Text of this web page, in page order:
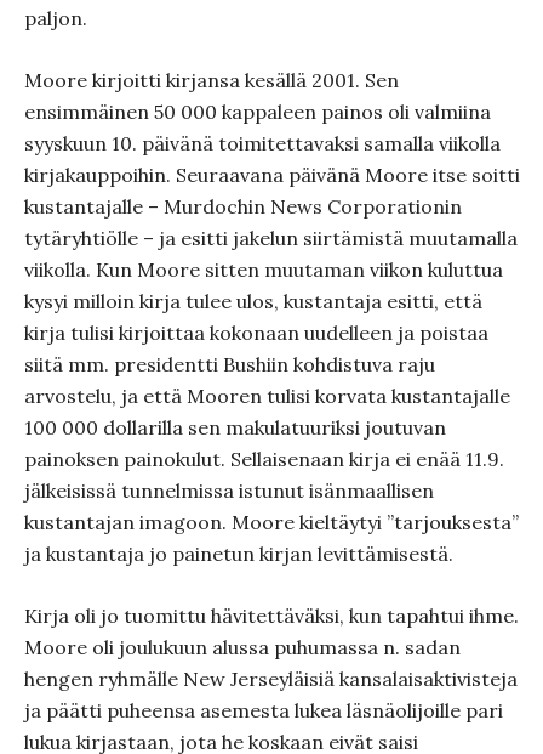
paljon.
Moore kirjoitti kirjansa kesällä 2001. Sen
ensimmäinen 50 000 kappaleen painos oli valmiina
syyskuun 10. päivänä toimitettavaksi samalla viikolla
kirjakauppoihin. Seuraavana päivänä Moore itse soitti
kustantajalle – Murdochin News Corporationin
tytäryhtiölle – ja esitti jakelun siirtämistä muutamalla
viikolla. Kun Moore sitten muutaman viikon kuluttua
kysyi milloin kirja tulee ulos, kustantaja esitti, että
kirja tulisi kirjoittaa kokonaan uudelleen ja poistaa
siitä mm. presidentti Bushiin kohdistuva raju
arvostelu, ja että Mooren tulisi korvata kustantajalle
100 000 dollarilla sen makulatuuriksi joutuvan
painoksen painokulut. Sellaisenaan kirja ei enää 11.9.
jälkeisissä tunnelmissa istunut isänmaallisen
kustantajan imagoon. Moore kieltäytyi ”tarjouksesta”
ja kustantaja jo painetun kirjan levittämisestä.
Kirja oli jo tuomittu hävitettäväksi, kun tapahtui ihme.
Moore oli joulukuun alussa puhumassa n. sadan
hengen ryhmälle New Jerseyläisiä kansalaisaktivisteja
ja päätti puheensa asemesta lukea läsnäolijoille pari
lukua kirjastaan, jota he koskaan eivät saisi